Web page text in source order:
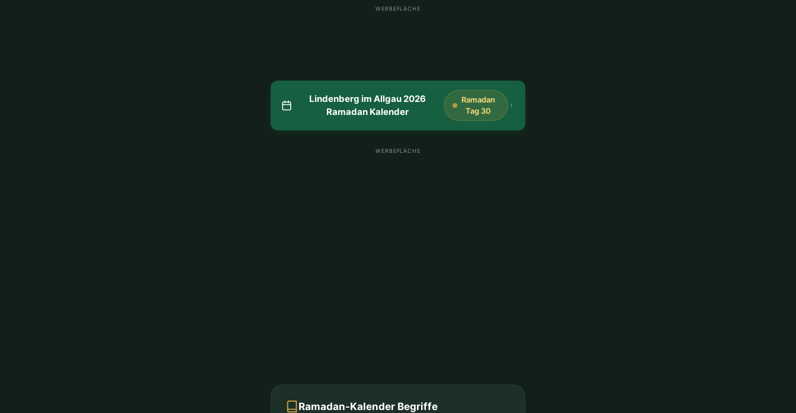
WERBEFLÄCHE
Lindenberg im Allgau 2026
Ramadan Kalender
Ramadan
Tag 30
WERBEFLÄCHE
Ramadan-Kalender Begriffe